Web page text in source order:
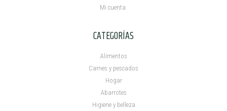
Mi cuenta ​
CATEGORÍAS
Alimentos
Carnes y pescados
Hogar
Abarrotes
Higiene y belleza